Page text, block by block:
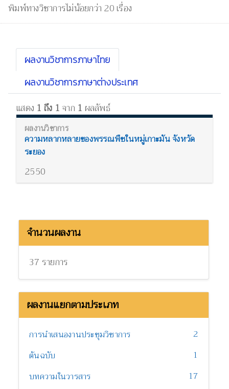
พิมพ์ทางวิชาการไม่น้อยกว่า 20 เรื่อง
ผลงานวิชาการภาษาไทย
ผลงานวิชาการภาษาต่างประเทศ
แสดง 1 ถึง 1จาก 1 ผลลัพธ์
ความหลากหลายของพรรณพืชในหมู่เกาะมัน จังหวัด
ระยอง
2550
จำนวนผลงาน
37 รายการ
ผลงานแยกตามประเภท
การนำเสนองานประชุมวิชาการ
2
ต้นฉบับ
1
บทความในวารสาร
17